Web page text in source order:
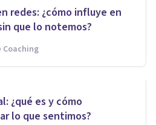
redes: ¿cómo influye en
que lo notemos?
Coaching
¿qué es y cómo
lo que sentimos?